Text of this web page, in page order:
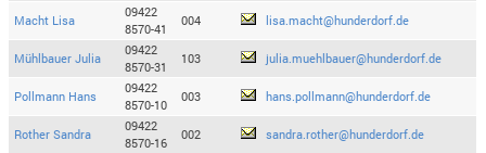
Macht Lisa
09422
8570-41
004 lisa.macht@hunderdorf.de
Mühlbauer Julia
09422
8570-31
103 julia.muehlbauer@hunderdorf.de
Pollmann Hans
09422
8570-10
003 hans.pollmann@hunderdorf.de
Rother Sandra
09422
8570-16
002 sandra.rother@hunderdorf.de